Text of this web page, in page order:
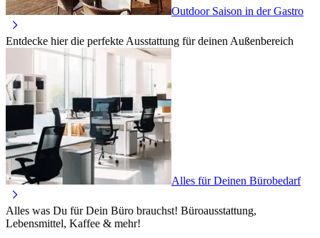
Outdoor Saison in der Gastro
Entdecke hier die perfekte Ausstattung für deinen Außenbereich
Alles für Deinen Bürobedarf
Alles was Du für Dein Büro brauchst! Büroausstattung,
Lebensmittel, Kaffee & mehr!